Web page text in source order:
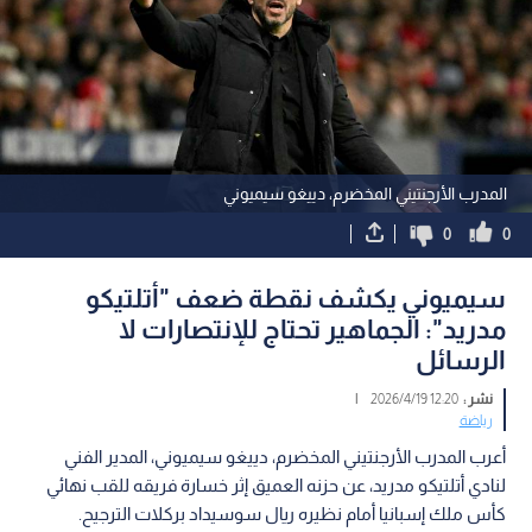
المدرب الأرجنتيني المخضرم، دييغو سيميوني
0
0
سيميوني يكشف نقطة ضعف "أتلتيكو
مدريد": الجماهير تحتاج للإنتصارات لا
الرسائل
نشر :12:20 2026/4/19
|
رياضة
أعرب المدرب الأرجنتيني المخضرم، دييغو سيميوني، المدير الفني
لنادي أتلتيكو مدريد، عن حزنه العميق إثر خسارة فريقه للقب نهائي
كأس ملك إسبانيا أمام نظيره ريال سوسيداد بركلات الترجيح.